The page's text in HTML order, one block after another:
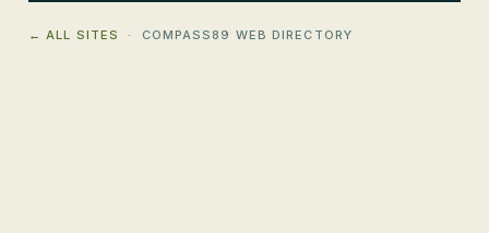
← ALL SITES · COMPASS89 WEB DIRECTORY